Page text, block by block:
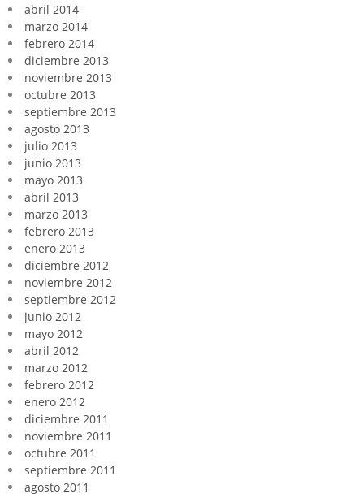
abril 2014
marzo 2014
febrero 2014
diciembre 2013
noviembre 2013
octubre 2013
septiembre 2013
agosto 2013
julio 2013
junio 2013
mayo 2013
abril 2013
marzo 2013
febrero 2013
enero 2013
diciembre 2012
noviembre 2012
septiembre 2012
junio 2012
mayo 2012
abril 2012
marzo 2012
febrero 2012
enero 2012
diciembre 2011
noviembre 2011
octubre 2011
septiembre 2011
agosto 2011